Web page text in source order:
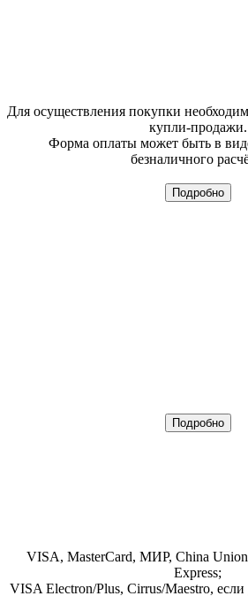
Для осуществления покупки
купли-продажи.
Форма оплаты может быть в
безналичного
Подробно
Подробно
VISA, MasterCard, МИР, China
Express;
VISA Electron/Plus, Cirrus/Maestro,